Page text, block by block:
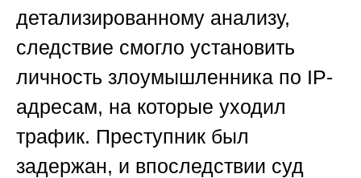
детализированному анализу,
следствие смогло установить
личность злоумышленника по IP-
адресам, на которые уходил
трафик. Преступник был
задержан, и впоследствии суд